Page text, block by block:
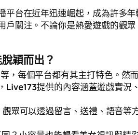
台在近年迅速崛起，成為許多
戶關注。不論你是熱愛遊戲的觀
穎而出？
，每個平台都有其主打特色。然而
Live173提供的內容涵蓋遊戲實況
眾可以透過留言、送禮、語音